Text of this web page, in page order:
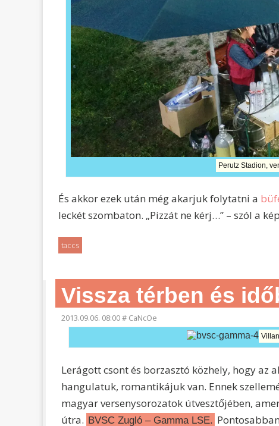
Perutz Stadion,
És akkor ezek után még akarjuk folytatni a
leckét szombaton. „Pizzát ne kérj…” – szól a
taccs
Vissza térben és
2013.09.06. 08:00# CaNcOe
Lerágott csont és borzasztó közhely, hogy
hangulatuk, romantikájuk van. Ennek
magyar versenysorozatok útvesztőjében,
útra. BVSC Zugló – Gamma LSE.